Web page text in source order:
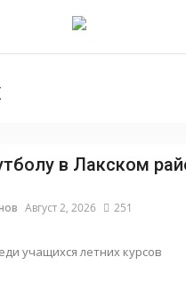
в Лакском
Август 2, 2026 251
учащихся летних курсов